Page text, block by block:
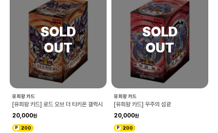
유희왕 카드
[유희왕 카드] 로드 오브 더 타키온 갤럭시
20,000
200
유희왕 카드
[유희왕 카드] 우주의 섬광
20,000
200